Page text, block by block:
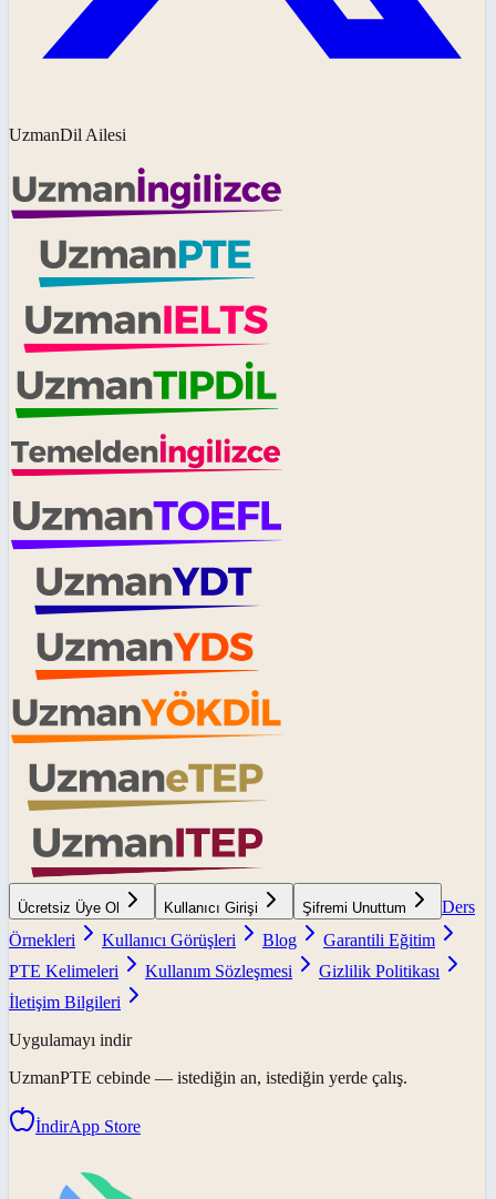
UzmanDil Ailesi
Ücretsiz Üye Ol Kullanıcı Girişi Şifremi Unuttum
Ders
Örnekleri
Kullanıcı Görüşleri Blog
Garantili Eğitim
PTE Kelimeleri
Kullanım Sözleşmesi
Gizlilik Politikası
İletişim Bilgileri
Uygulamayı indir
UzmanPTE cebinde — istediğin an, istediğin yerde çalış.
İndirApp Store